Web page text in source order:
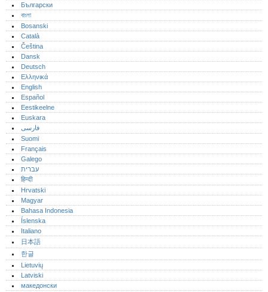
Български
বাংলা
Bosanski
Català
Čeština
Dansk
Deutsch
Ελληνικά
English
Español
Eestikeelne
Euskara
فارسی
Suomi
Français
Galego
עברית
हिन्दी
Hrvatski
Magyar
Bahasa Indonesia
Íslenska
Italiano
日本語
한글
Lietuvių
Latviski
македонски